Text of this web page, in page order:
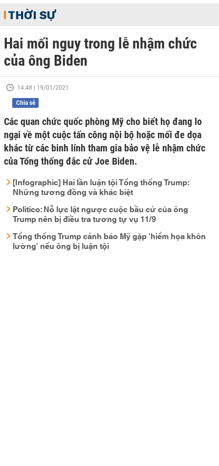
THỜI SỰ
Hai mối nguy trong lễ nhậm chức
của ông Biden
14:48 | 19/01/2021
Chia sẻ
Các quan chức quốc phòng Mỹ cho biết họ đang lo
ngại về một cuộc tấn công nội bộ hoặc mối đe dọa
khác từ các binh lính tham gia bảo vệ lễ nhậm chức
của Tổng thống đắc cử Joe Biden.
[Infographic] Hai lần luận tội Tổng thống Trump:
Những tương đồng và khác biệt
Politico: Nỗ lực lật ngược cuộc bầu cử của ông
Trump nên bị điều tra tương tự vụ 11/9
Tổng thống Trump cảnh báo Mỹ gặp 'hiểm họa khôn
lường' nếu ông bị luận tội